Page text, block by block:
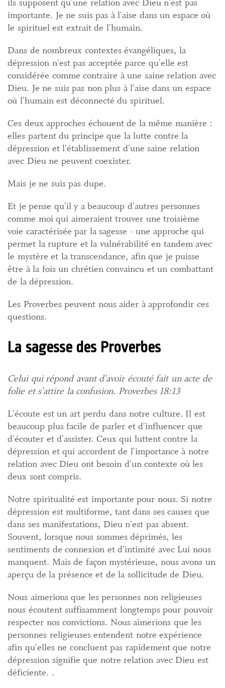
ils supposent qu'une relation avec Dieu n'est pas
importante. Je ne suis pas à l'aise dans un espace où
le spirituel est extrait de l'humain.
Dans de nombreux contextes évangéliques, la
dépression n'est pas acceptée parce qu'elle est
considérée comme contraire à une saine relation avec
Dieu. Je ne suis pas non plus à l'aise dans un espace
où l'humain est déconnecté du spirituel.
Ces deux approches échouent de la même manière :
elles partent du principe que la lutte contre la
dépression et l'établissement d'une saine relation
avec Dieu ne peuvent coexister.
Mais je ne suis pas dupe.
Et je pense qu'il y a beaucoup d'autres personnes
comme moi qui aimeraient trouver une troisième
voie caractérisée par la sagesse - une approche qui
permet la rupture et la vulnérabilité en tandem avec
le mystère et la transcendance, afin que je puisse
être à la fois un chrétien convaincu et un combattant
de la dépression.
Les Proverbes peuvent nous aider à approfondir ces
questions.
La sagesse des Proverbes
Celui qui répond avant d'avoir écouté fait un acte de
folie et s'attire la confusion. Proverbes 18:13
L'écoute est un art perdu dans notre culture. Il est
beaucoup plus facile de parler et d'influencer que
d'écouter et d'assister. Ceux qui luttent contre la
dépression et qui accordent de l'importance à notre
relation avec Dieu ont besoin d'un contexte où les
deux sont compris.
Notre spiritualité est importante pour nous. Si notre
dépression est multiforme, tant dans ses causes que
dans ses manifestations, Dieu n'est pas absent.
Souvent, lorsque nous sommes déprimés, les
sentiments de connexion et d'intimité avec Lui nous
manquent. Mais de façon mystérieuse, nous avons un
aperçu de la présence et de la sollicitude de Dieu.
Nous aimerions que les personnes non religieuses
nous écoutent suffisamment longtemps pour pouvoir
respecter nos convictions. Nous aimerions que les
personnes religieuses entendent notre expérience
afin qu'elles ne concluent pas rapidement que notre
dépression signifie que notre relation avec Dieu est
déficiente. .